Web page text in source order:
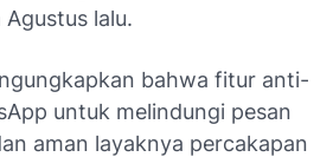
lalu.
bahwa fitur anti-
untuk melindungi pesan
aman layaknya percakapan